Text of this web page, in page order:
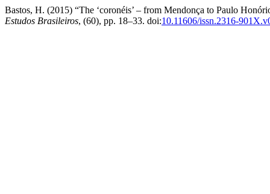
Bastos, H. (2015) “The ‘coronéis’ – from Mendonça to Paulo
Estudos Brasileiros, (60), pp. 18–33. doi:10.11606/issn.2316-